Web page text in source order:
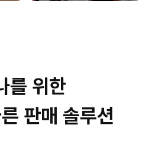
를 위한
판매 솔루션